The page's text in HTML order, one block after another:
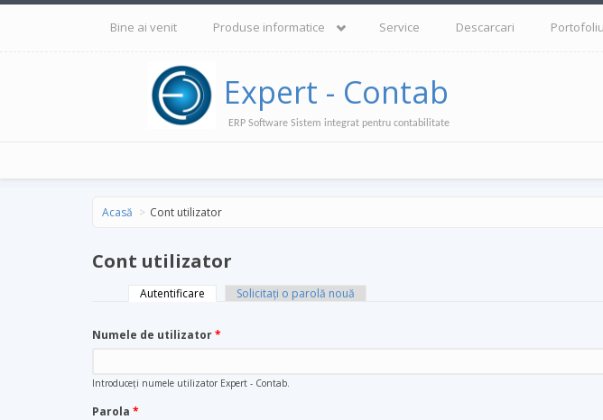
Mergi la conţinutul principal
Bine ai venit Produse informatice Service Descarcari Portofoliu
Expert - Contab
ERP Software Sistem integrat pentru contabilitate
Acasă Cont utilizator
Cont utilizator
Taburi primare
Autentificare (tab activ)Solicitaţi o parolă nouă
Numele de utilizator*
Introduceţi numele utilizator Expert - Contab.
Parola *